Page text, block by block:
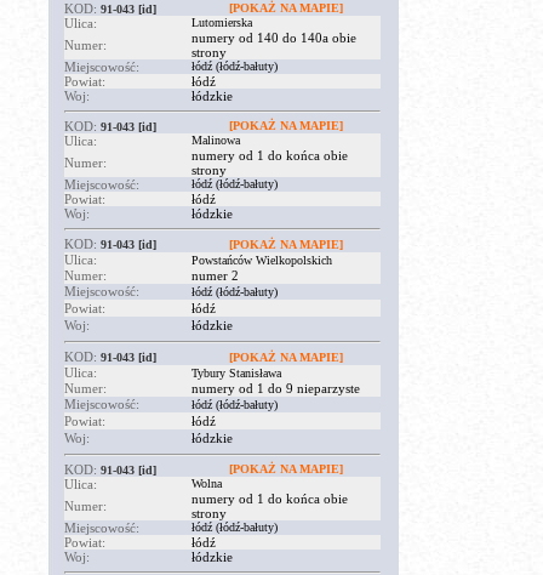
KOD: 91-043 [id] [POKAŻ NA MAPIE]
Ulica: Lutomierska
Numer:
numery od 140 do 140a obie
strony
Miejscowość:
łódź (łódź-bałuty)
Powiat:
łódź
Woj:
łódzkie
KOD: 91-043 [id] [POKAŻ NA MAPIE]
Ulica: Malinowa
Numer:
numery od 1 do końca obie
strony
Miejscowość:
łódź (łódź-bałuty)
Powiat:
łódź
Woj:
łódzkie
KOD: 91-043 [id] [POKAŻ NA MAPIE]
Ulica: Powstańców Wielkopolskich
Numer:
numer 2
Miejscowość:
łódź (łódź-bałuty)
Powiat:
łódź
Woj:
łódzkie
KOD: 91-043 [id] [POKAŻ NA MAPIE]
Ulica: Tybury Stanisława
Numer:
numery od 1 do 9 nieparzyste
Miejscowość:
łódź (łódź-bałuty)
Powiat:
łódź
Woj:
łódzkie
KOD: 91-043 [id] [POKAŻ NA MAPIE]
Ulica: Wolna
Numer:
numery od 1 do końca obie
strony
Miejscowość:
łódź (łódź-bałuty)
Powiat:
łódź
Woj:
łódzkie